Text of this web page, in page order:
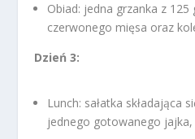
Obiad: jedna grzanka z
czerwonego mięsa oraz
Dzień 3:
Lunch: sałatka składająca
jednego gotowanego jajka,